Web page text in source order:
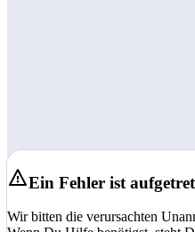
Ein Fehler ist
Wir bitten die verursachten